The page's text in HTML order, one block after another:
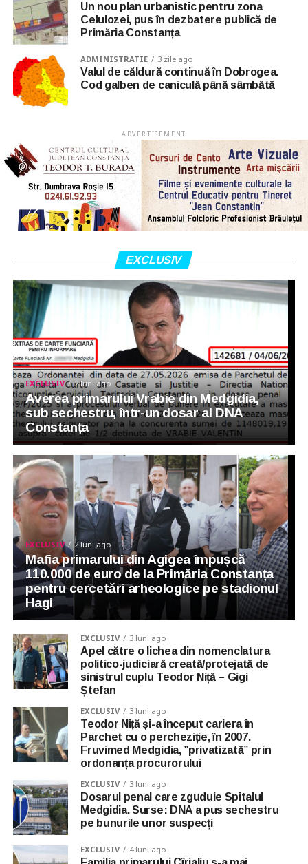
Un nou plan urbanistic pentru zona
Celulozei, pus în dezbatere publică de
Primăria Constanța
ADMINISTRATIE 3 zile ago
Valul de căldură continuă în Dobrogea.
Cod galben de caniculă până sâmbătă
ADVERTISEMENT
EXCLUSIV
EXCLUSIV 2 luni ago
Averea primarului Vrabie din Medgidia,
sub sechestru, într-un dosar al DNA
Constanța
EXCLUSIV 2 luni ago
Mafia primarului din Agigea împușcă
110.000 de euro de la Primăria Constanța
pentru cercetări arheologice pe stadionul
Hagi
EXCLUSIV 3 luni ago
Apel către o lichea din nomenclatura
politico-judiciară creată/protejată de
sinistrul cuplu Teodor Niță – Gigi
Ștefan
EXCLUSIV 3 luni ago
Teodor Niță și-a început cariera în
Parchet cu o percheziție, în 2007.
Fruvimed Medgidia, ”privatizată” prin
ordonanța procurorului
EXCLUSIV 3 luni ago
Dosarul penal care zguduie Spitalul
Medgidia. Surse: DNA a pus sechestru
pe bunurile unor suspecți
EXCLUSIV 4 luni ago